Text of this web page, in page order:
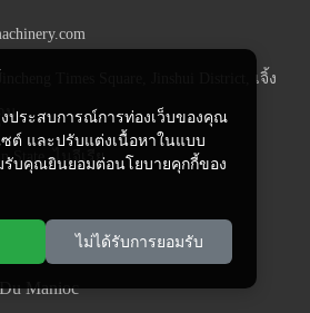
Times Square, Jinshui District, เจิ้ง
น
State, ไนจีเรีย
Manioc
งประสบการณ์การท่องเว็บของคุณ
ซต์ และปรับแต่งเนื้อหาในแบบ
บคุณยินยอมต่อนโยบายคุกกี้ของ
ไม่ได้รับการยอมรับ